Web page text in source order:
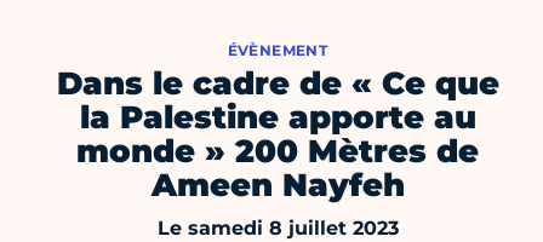
ÉVÈNEMENT
Dans le cadre de « Ce que
la Palestine apporte au
monde » 200 Mètres de
Ameen Nayfeh
Le samedi 8 juillet 2023